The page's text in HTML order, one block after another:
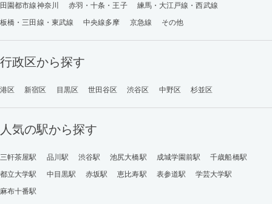
田園都市線神奈川
赤羽・十条・王子
練馬・大江戸線・西武線
板橋・三田線・東武線
中央線多摩 京急線 その他
行政区から探す
港区 新宿区 目黒区 世田谷区 渋谷区 中野区 杉並区
人気の駅から探す
三軒茶屋駅 品川駅 渋谷駅 池尻大橋駅 成城学園前駅
千歳船橋駅
都立大学駅
中目黒駅 赤坂駅 恵比寿駅 表参道駅
学芸大学駅
麻布十番駅